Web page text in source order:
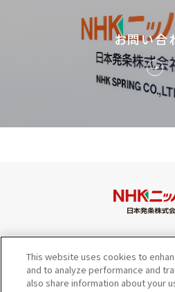
お問い合
みんなのaiポ
サイトマ
プライバシーポリシー
This website uses cookies to
and to analyze performance and
also share information about your